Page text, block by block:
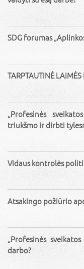
SDG forumas
TARPTAUTINĖ
„Profesinės
triukšmo ir dirbti
Vidaus kontrolės
Atsakingo požiūrio
„Profesinės
darbo?